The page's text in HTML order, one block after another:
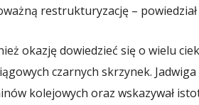
restrukturyzację –
okazję dowiedzieć się o wielu
czarnych skrzynek.
kolejowych oraz wskazywał